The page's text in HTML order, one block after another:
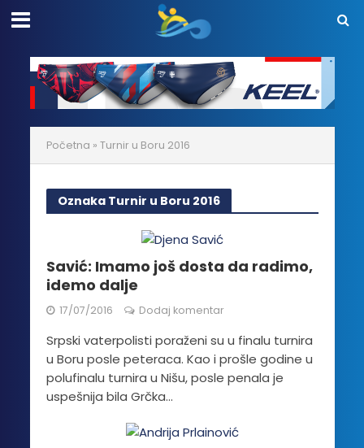
Početna » Turnir u Boru 2016
Oznaka Turnir u Boru 2016
Savić: Imamo još dosta da radimo,
idemo dalje
17/07/2016 Dodaj komentar
Srpski vaterpolisti poraženi su u finalu turnira
u Boru posle peteraca. Kao i prošle godine u
polufinalu turnira u Nišu, posle penala je
uspešnija bila Grčka...